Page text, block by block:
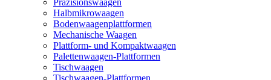
Präzisionswaagen
Halbmikrowaagen
Bodenwaagenplattformen
Mechanische Waagen
Plattform- und Kompaktwaagen
Palettenwaagen-Plattformen
Tischwaagen
Tischwaagen-Plattformen